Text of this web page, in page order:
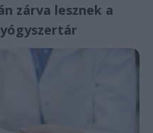
zárva lesznek a